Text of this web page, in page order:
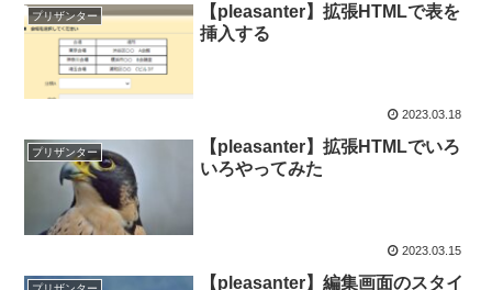
プリザンター
【pleasanter】拡張HTMLで表を
挿入する
2023.03.18
プリザンター
【pleasanter】拡張HTMLでいろ
いろやってみた
2023.03.15
【pleasanter】編集画面のスタイ